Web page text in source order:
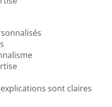
sont claires